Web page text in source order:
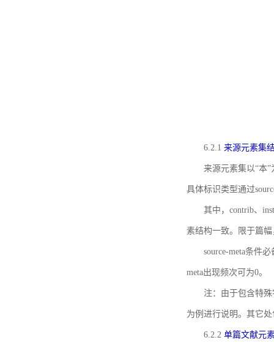
6.2.1 来源元素集
来源元素集以“本
具体标识类型通过
其中，contrib、
素结构一致。限于篇
source-meta条件
meta出现频次可为0。
注：由于包含特殊
为例进行说明。其它
6.2.2 单篇文献元